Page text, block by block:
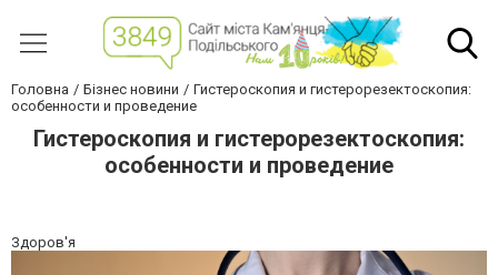
Головна Бізнес новини
Гистероскопия и гистерорезектоскопия:
особенности и проведение
Гистероскопия и гистерорезектоскопия:
особенности и проведение
Здоров'я